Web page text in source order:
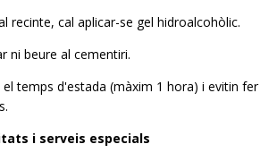
recinte, cal aplicar-se gel hidroalcohòlic.
beure al cementiri.
temps d'estada (màxim 1 hora) i evitin fer
i serveis especials